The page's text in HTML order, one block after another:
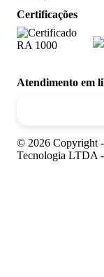
Certificações
Atendimento em
© 2026 Copyright -
Tecnologia LTDA